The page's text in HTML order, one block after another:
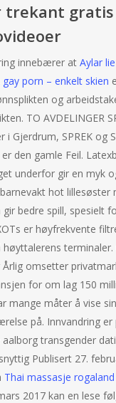
trekant gratis
innebærer at Aylar
porn – enkelt skien
og
TO AVDELINGER
i Gjerdrum, SPREK og
er den gamle Feil.
underfor gir en myk
hot lillesøster
bedre spill, spesielt
er høyfrekvente
høyttalerens
Årlig omsetter
for om lag 150
mange måter å vise sin
på. Innvandring
transgender
Publisert 27.
Thai massasje
2017 kan en lese